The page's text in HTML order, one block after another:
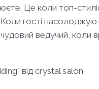
Це коли топ-
гості
ведучий, коли